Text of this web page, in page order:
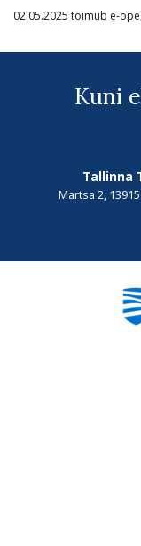
02.05.2025 toimub e-
Kuni
Tallinna
Martsa 2,